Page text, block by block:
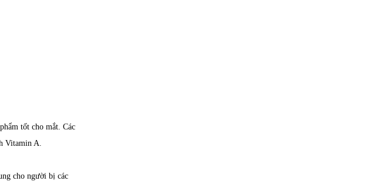
tốt cho mắt. Các
Vitamin A.
cho người bị các